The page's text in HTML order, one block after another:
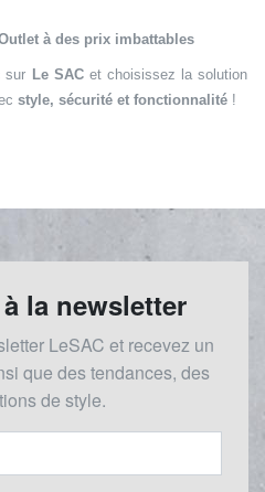
à des prix imbattables
sur Le SACet choisissez la solution
style, sécurité et fonctionnalité !
la newsletter
LeSAC et recevez un
que des tendances, des
de style.